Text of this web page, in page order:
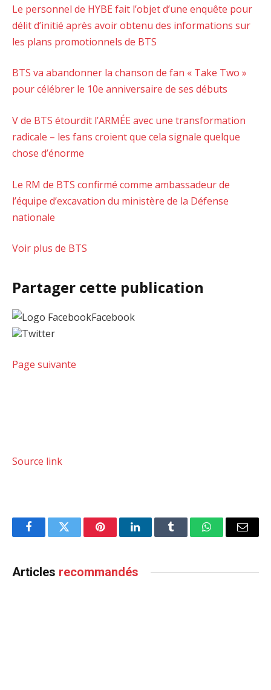
Le personnel de HYBE fait l’objet d’une enquête pour
délit d’initié après avoir obtenu des informations sur
les plans promotionnels de BTS
BTS va abandonner la chanson de fan « Take Two »
pour célébrer le 10e anniversaire de ses débuts
V de BTS étourdit l’ARMÉE avec une transformation
radicale – les fans croient que cela signale quelque
chose d’énorme
Le RM de BTS confirmé comme ambassadeur de
l’équipe d’excavation du ministère de la Défense
nationale
Voir plus de BTS
Partager cette publication
Facebook
Twitter
Page suivante
Source link
FacebookTwitter PinterestLinkedInTumblr WhatsAppEmail
Articles recommandés